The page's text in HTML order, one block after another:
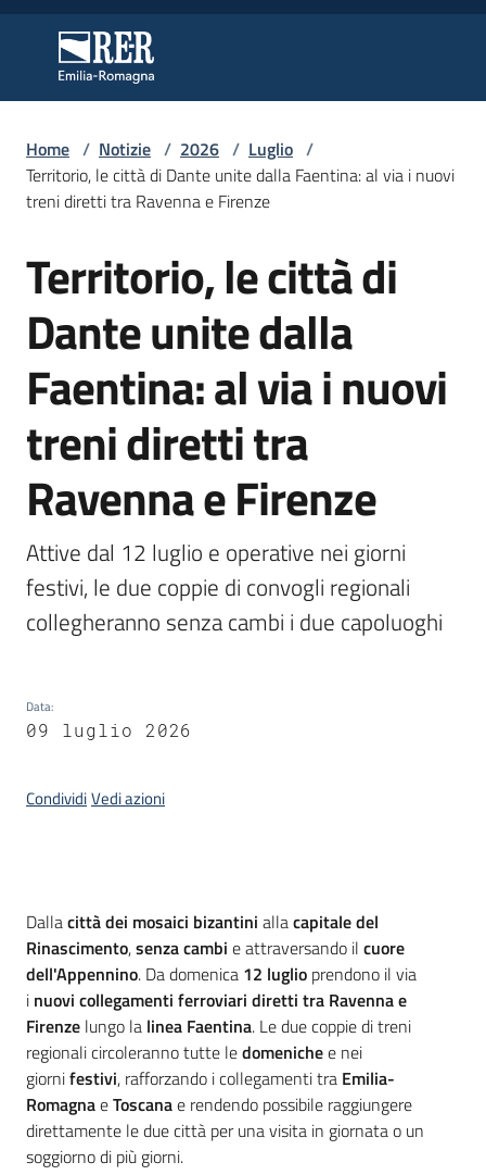
Regione Emilia-Romagna
Regione Emilia-Romagna
Regione
Novità
Servizi
Leggi
Atti
Bandi
Argomenti
di
comunicazione
Home / Notizie / 2026 / Luglio /
Territorio, le città di Dante unite dalla Faentina: al via i nuovi
treni diretti tra Ravenna e Firenze
Salta al contenuto
Territorio, le città di
Dante unite dalla
Faentina: al via i nuovi
treni diretti tra
Ravenna e Firenze
Attive dal 12 luglio e operative nei giorni
festivi, le due coppie di convogli regionali
collegheranno senza cambi i due capoluoghi
Data:
09 luglio 2026
CondividiVedi azioni
Introduzione
Dallacittà dei mosaici bizantini allacapitale del
Rinascimento,senza cambi e attraversando il cuore
dell'Appennino. Da domenica 12 luglio prendono il via
i nuovi collegamenti ferroviari diretti tra Ravenna e
Firenze lungo la linea Faentina. Le due coppie di treni
regionali circoleranno tutte ledomenichee nei
giornifestivi, rafforzando i collegamenti tra Emilia-
RomagnaeToscanae rendendo possibile raggiungere
direttamente le due città per una visita in giornata o un
soggiorno di più giorni.